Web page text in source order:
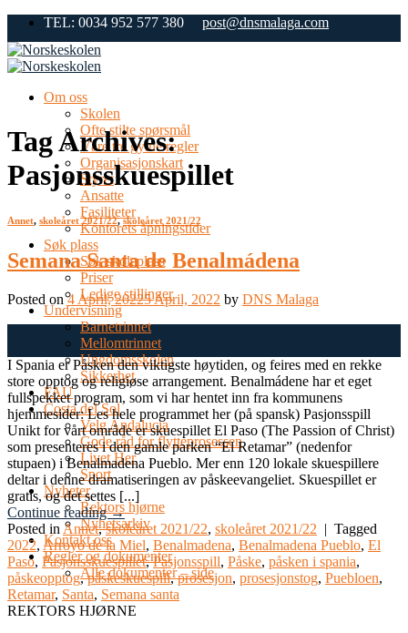
Skip
content
TEL: 0034 952 577 380 post@dnsmalaga.com
Om oss
Skolen
Ofte stilte spørsmål
Våre tre gylne regler
Organisasjonskart
Styret
Ansatte
Fasiliteter
Kontorets åpningstider
Søk plass
Søk skoleplass
Priser
Ledige stillinger
Undervisning
Barnetrinnet
Mellomtrinnet
Ungdomsskolen
Sikkerhet
FAU
Costa del Sol
Velg Andalucia
Gode råd for flytteprosessen
Livet Her
Sport
Nyheter
Rektors hjørne
Nyhetsarkiv
Kontakt oss
Regler og dokumenter
Alle dokumenter – side
Tag Archives:
Pasjonsskuespillet
Annet, skoleåret 2021/22,skoleåret 2021/22
Semana Santa de Benalmádena
Posted on4 April, 20225 April, 2022 by DNS Malaga
I Spania er Påsken den viktigste høytiden, og feires med en rekke
store opptog og religiøse arrangement. Benalmádene har et eget
fullspekket program, som vi har hentet inn fra kommunens
hjemmesider: Les hele programmet her (på spansk) Pasjonsspill
Unikt for vårt område er skuespillet El Paso (The Passion of Christ)
som presenteres i den gamle parken “El Retamar” (nedenfor
stupaen) i Benalmadena Pueblo. Mer enn 120 lokale skuespillere
deltar i denne dramatiseringen av påskeevangeliet. Skuespillet er
gratis, og det settes [...]
Continue reading→
Posted in Annet,skoleåret 2021/22, skoleåret 2021/22 | Tagged
2022, Arroyo de la Miel, Benalmadena, Benalmadena Pueblo, El
Paso, Pasjonsskuespillet,Pasjonsspill, Påske, påsken i spania,
påskeopptog,påskeskuespill,prosesjon, prosesjonstog, Puebloen,
Retamar, Santa, Semana santa
REKTORS HJØRNE